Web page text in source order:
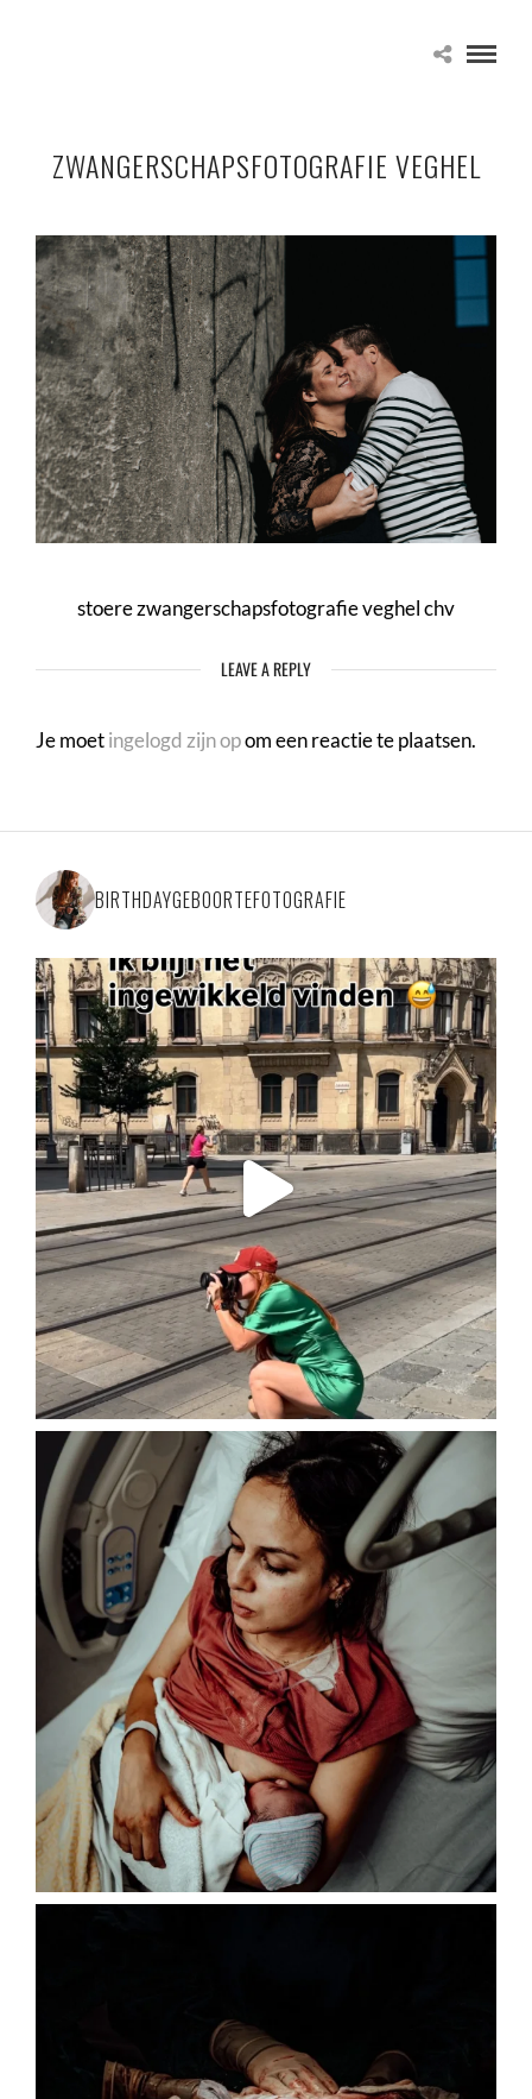
ZWANGERSCHAPSFOTOGRAFIE VEGHEL
stoere zwangerschapsfotografie veghel chv
LEAVE A REPLY
Je moetingelogd zijn opom een reactie te plaatsen.
BIRTHDAYGEBOORTEFOTOGRAFIE